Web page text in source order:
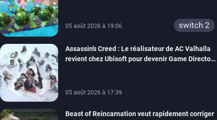
05 août 2026 à 19:06 switch 2
Assassin’s Creed : Le réalisateur de AC Valhalla
revient chez Ubisoft pour devenir Game Director
05 août 2026 à 17:39
Beast of Reincarnation veut rapidement corriger